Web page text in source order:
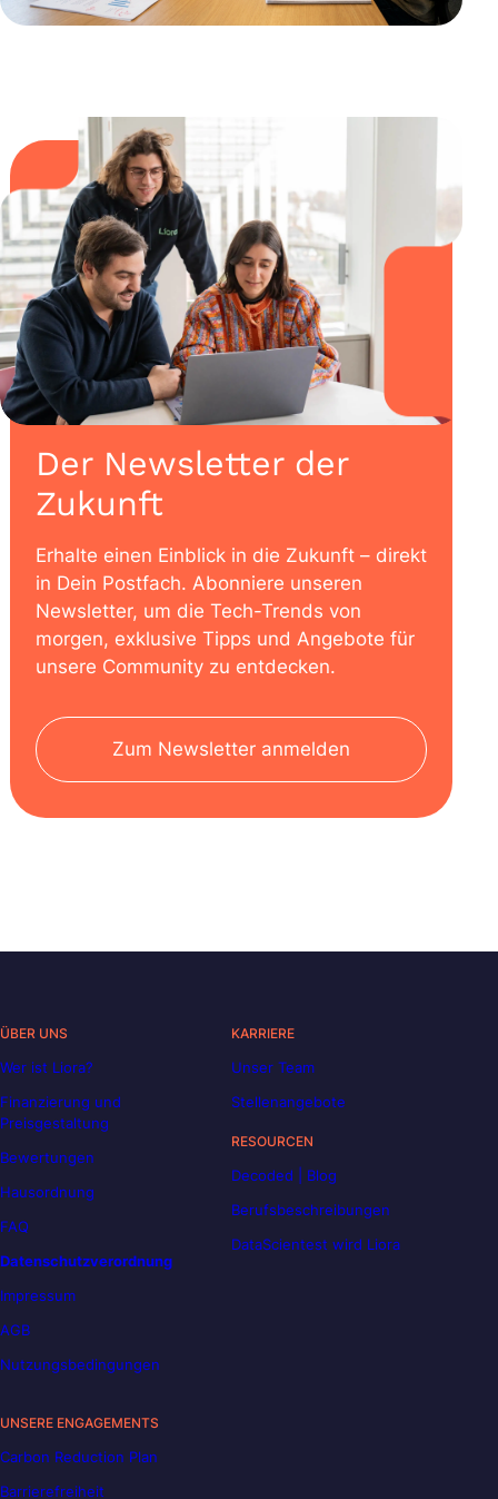
Der Newsletter der
Zukunft
Erhalte einen Einblick in die Zukunft – direkt
in Dein Postfach. Abonniere unseren
Newsletter, um die Tech-Trends von
morgen, exklusive Tipps und Angebote für
unsere Community zu entdecken.
Zum Newsletter anmelden
ÜBER UNS
Wer ist Liora?
Finanzierung und
Preisgestaltung
Bewertungen
Hausordnung
FAQ
Datenschutzverordnung
Impressum
AGB
Nutzungsbedingungen
KARRIERE
Unser Team
Stellenangebote
RESOURCEN
Decoded | Blog
Berufsbeschreibungen
DataScientest wird Liora
UNSERE ENGAGEMENTS
Carbon Reduction Plan
Barrierefreiheit